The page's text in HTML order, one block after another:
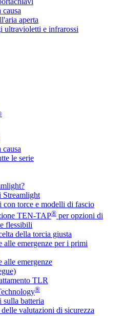
aperta
ultravioletti e infrarossi
le serie
Streamlight
con torce e modelli di fascio
TEN-TAP® per opzioni di
flessibili
della torcia giusta
alle emergenze per i primi
alle emergenze
TLR
®
batteria
delle valutazioni di sicurezza